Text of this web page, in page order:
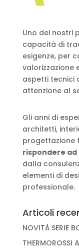
Uno dei nostri
capacità di
esigenze, per
valorizzazione
aspetti tecnici
attenzione al
Gli anni di
architetti,
progettazione
rispondere
dalla
elementi di
professionale.
Articoli
NOVITÀ SERIE
THERMOROSSI